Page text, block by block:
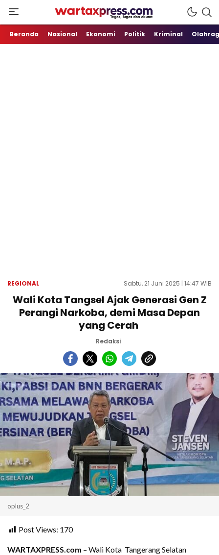
WartaXpress
Tegas, Lugas dan Akurat
Beranda Nasional Ekonomi Politik Kriminal
REGIONAL Sabtu, 21 Juni 2025 | 14:47 WIB
Wali Kota Tangsel Ajak Generasi Gen Z
Perangi Narkoba, demi Masa Depan
yang Cerah
Redaksi
oplus_2
Post Views: 170
WARTAXPRESS.com – Wali Kota Tangerang Selatan